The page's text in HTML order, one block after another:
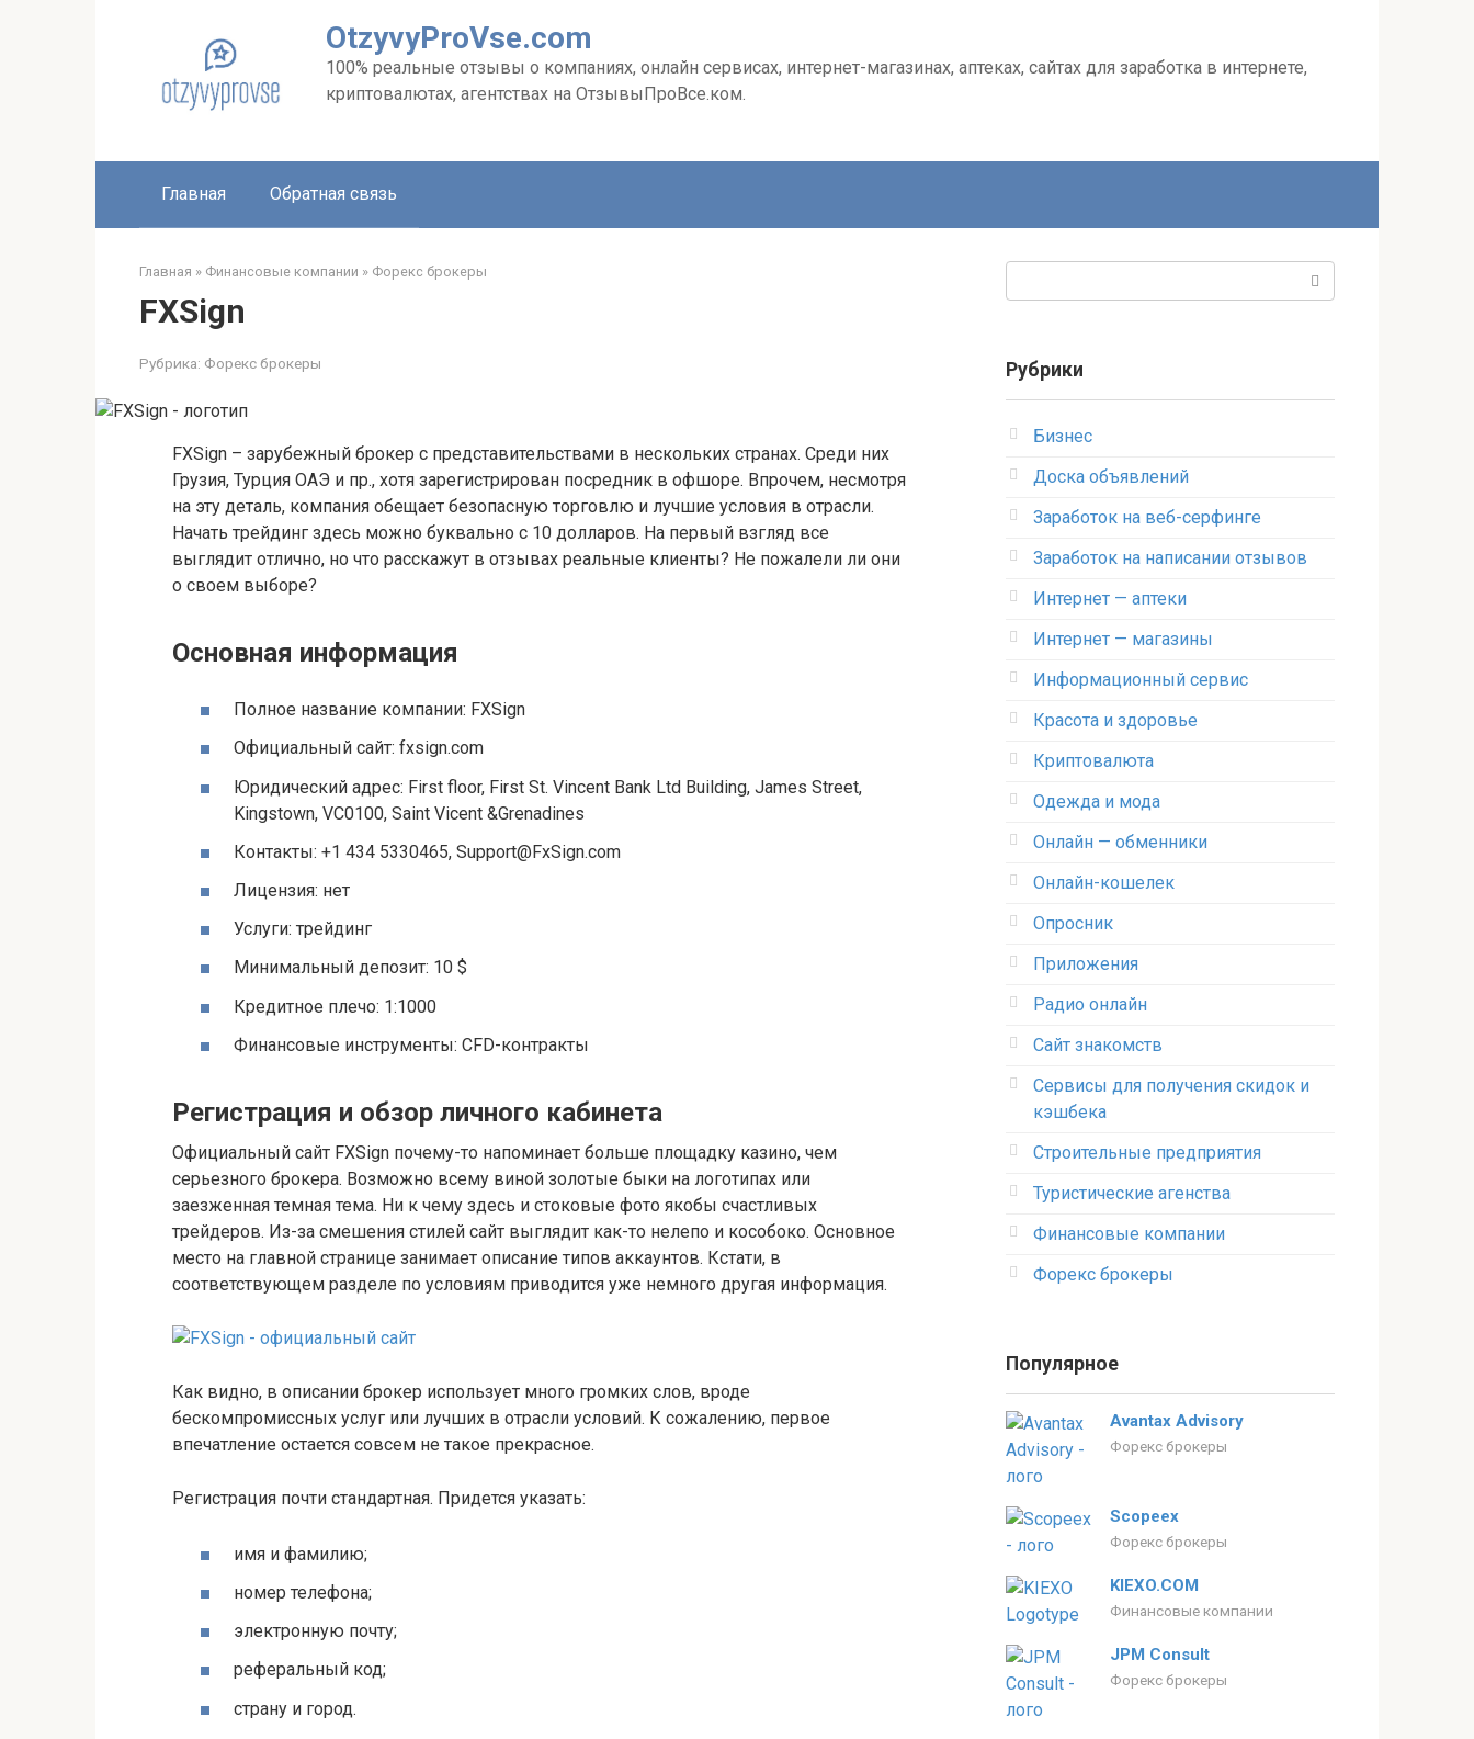
OtzyvyProVse.com
100% реальные отзывы о компаниях, онлайн сервисах, интернет-магазинах, аптеках, сайтах для заработка в интернете,
криптовалютах, агентствах на ОтзывыПроВсе.ком.
Главная Обратная связь
Главная » Финансовые компании » Форекс брокеры
FXSign
Рубрика: Форекс брокеры
FXSign – зарубежный брокер с представительствами в нескольких странах. Среди них
Грузия, Турция ОАЭ и пр., хотя зарегистрирован посредник в офшоре. Впрочем, несмотря
на эту деталь, компания обещает безопасную торговлю и лучшие условия в отрасли.
Начать трейдинг здесь можно буквально с 10 долларов. На первый взгляд все
выглядит отлично, но что расскажут в отзывах реальные клиенты? Не пожалели ли они
о своем выборе?
Основная информация
Полное название компании: FXSign
Официальный сайт: fxsign.com
Юридический адрес: First floor, First St. Vincent Bank Ltd Building, James Street,
Kingstown, VC0100, Saint Vicent &Grenadines
Контакты: +1 434 5330465, Support@FxSign.com
Лицензия: нет
Услуги: трейдинг
Минимальный депозит: 10 $
Кредитное плечо: 1:1000
Финансовые инструменты: CFD-контракты
Регистрация и обзор личного кабинета
Официальный сайт FXSign почему-то напоминает больше площадку казино, чем
серьезного брокера. Возможно всему виной золотые быки на логотипах или
заезженная темная тема. Ни к чему здесь и стоковые фото якобы счастливых
трейдеров. Из-за смешения стилей сайт выглядит как-то нелепо и кособоко. Основное
место на главной странице занимает описание типов аккаунтов. Кстати, в
соответствующем разделе по условиям приводится уже немного другая информация.
Как видно, в описании брокер использует много громких слов, вроде
бескомпромиссных услуг или лучших в отрасли условий. К сожалению, первое
впечатление остается совсем не такое прекрасное.
Регистрация почти стандартная. Придется указать:
имя и фамилию;
номер телефона;
электронную почту;
реферальный код;
страну и город.
Рубрики
Бизнес
Доска объявлений
Заработок на веб-серфинге
Заработок на написании отзывов
Интернет — аптеки
Интернет — магазины
Информационный сервис
Красота и здоровье
Криптовалюта
Одежда и мода
Онлайн — обменники
Онлайн-кошелек
Опросник
Приложения
Радио онлайн
Сайт знакомств
Сервисы для получения скидок и
кэшбека
Строительные предприятия
Туристические агенства
Финансовые компании
Форекс брокеры
Популярное
Avantax Advisory
Форекс брокеры
Scopeex
Форекс брокеры
KIEXO.COM
Финансовые компании
JPM Consult
Форекс брокеры